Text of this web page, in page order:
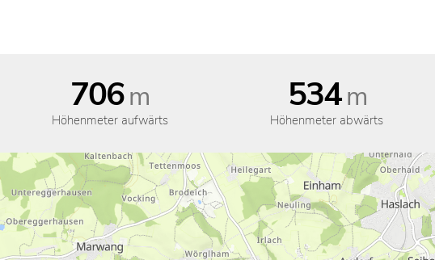
706m
Höhenmeter aufwärts
534m
Höhenmeter abwärts